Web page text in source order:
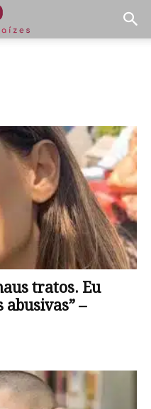
e Comportamento
e Política
tratos. Eu
abusivas” –